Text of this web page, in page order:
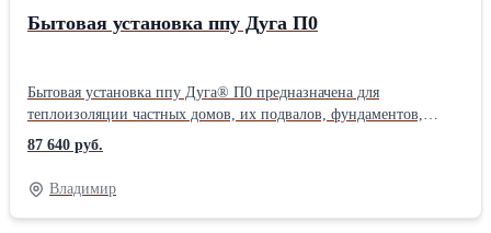
Бытовая установка ппу Дуга П0
Бытовая установка ппу Дуга® П0 предназначена для
теплоизоляции частных домов, их подвалов, фундаментов,
полов, кровель и чердаков, гаражей, а также любых других
небольших объектов пенополиуретаном методом напыления.
Компактная мобильная установка ппу для самостоятельной
теплоизоляции пенополиуретаном своего дома, гаража,
пристройки, чердака, подвала. Разработана конструкторским
87 640 руб.
Владимир